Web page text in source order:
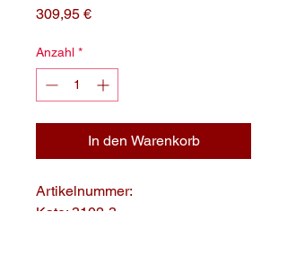
309,95 €Preis
Anzahl *
In den Warenkorb
Artikelnummer:
Kato: 3102-3